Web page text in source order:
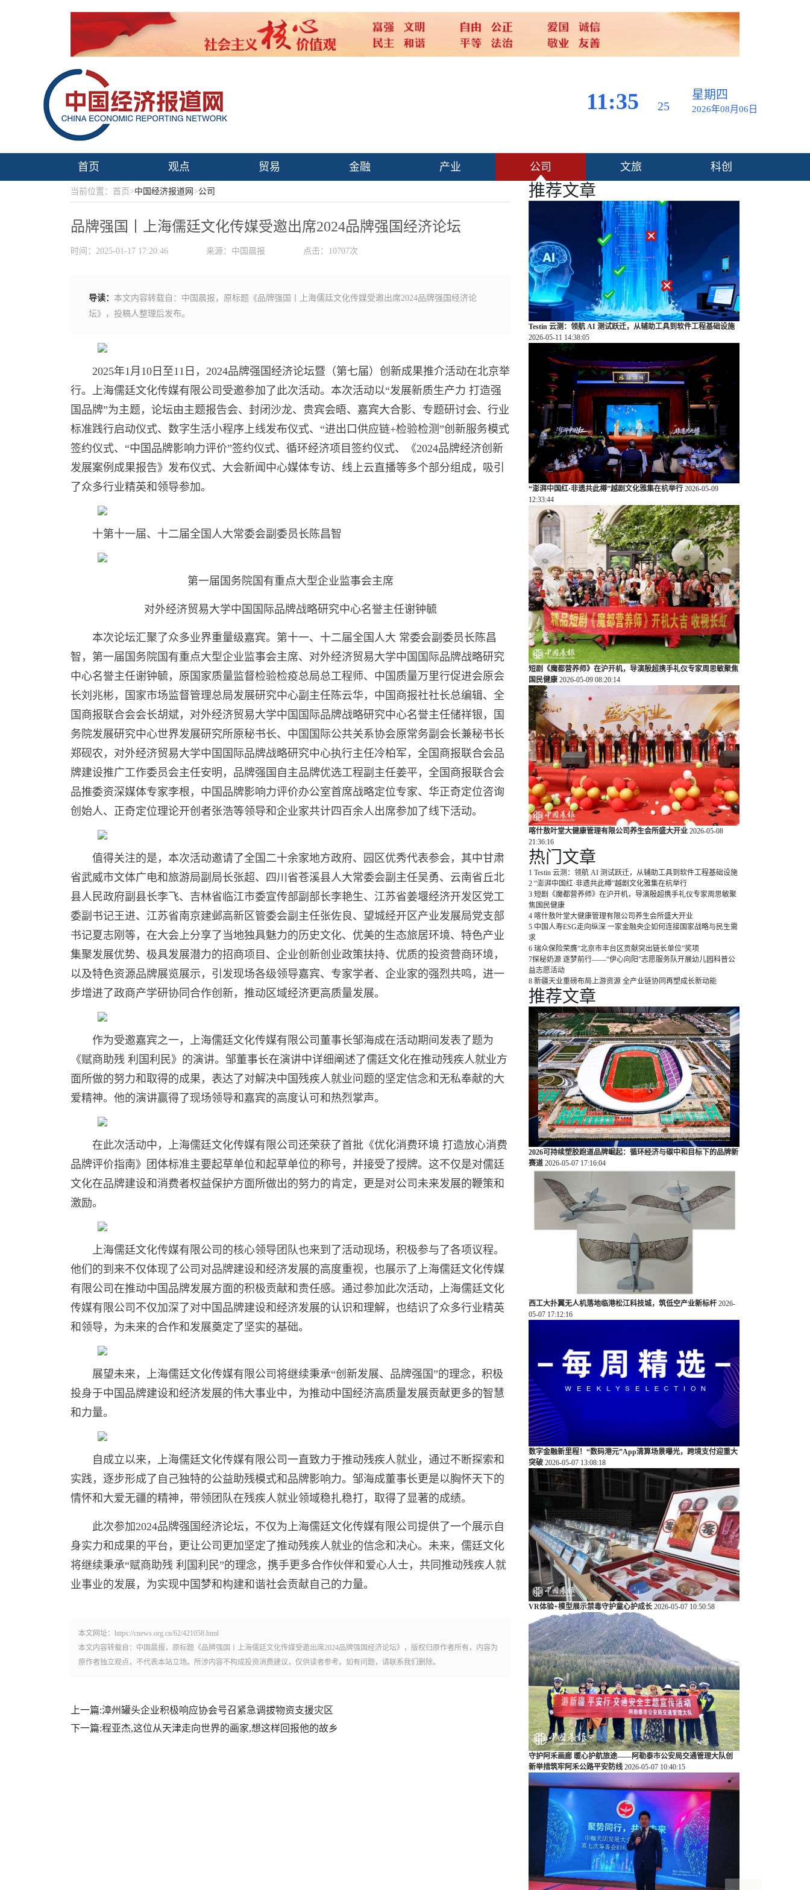
11:35 26
星期四
2026年08月06日
首页 观点 贸易 金融 产业 公司 文旅 科创
当前位置：首页>中国经济报道网 >公司
品牌强国丨上海儒廷文化传媒受邀出席2024品牌强国经济论坛
时间：2025-01-17 17:20:46 来源：中国晨报 点击：10707次
导读： 本文内容转载自：中国晨报，原标题《品牌强国丨上海儒廷文化传媒受邀出席2024品牌强国经济论
坛》，投稿人整理后发布。
2025年1月10日至11日，2024品牌强国经济论坛暨（第七届）创新成果推介活动在北京举
行。上海儒廷文化传媒有限公司受邀参加了此次活动。本次活动以“发展新质生产力 打造强
国品牌”为主题，论坛由主题报告会、封闭沙龙、贵宾会晤、嘉宾大合影、专题研讨会、行业
标准践行启动仪式、数字生活小程序上线发布仪式、“进出口供应链+检验检测”创新服务模式
签约仪式、“中国品牌影响力评价”签约仪式、循环经济项目签约仪式、《2024品牌经济创新
发展案例成果报告》发布仪式、大会新闻中心媒体专访、线上云直播等多个部分组成，吸引
了众多行业精英和领导参加。
十第十一届、十二届全国人大常委会副委员长陈昌智
第一届国务院国有重点大型企业监事会主席
对外经济贸易大学中国国际品牌战略研究中心名誉主任谢钟毓
本次论坛汇聚了众多业界重量级嘉宾。第十一、十二届全国人大 常委会副委员长陈昌
智，第一届国务院国有重点大型企业监事会主席、对外经济贸易大学中国国际品牌战略研究
中心名誉主任谢钟毓，原国家质量监督检验检疫总局总工程师、中国质量万里行促进会原会
长刘兆彬，国家市场监督管理总局发展研究中心副主任陈云华，中国商报社社长总编辑、全
国商报联合会会长胡斌，对外经济贸易大学中国国际品牌战略研究中心名誉主任储祥银，国
务院发展研究中心世界发展研究所原秘书长、中国国际公共关系协会原常务副会长兼秘书长
郑砚农，对外经济贸易大学中国国际品牌战略研究中心执行主任冷柏军，全国商报联合会品
牌建设推广工作委员会主任安明，品牌强国自主品牌优选工程副主任姜平，全国商报联合会
品推委资深媒体专家李根，中国品牌影响力评价办公室首席战略定位专家、华正奇定位咨询
创始人、正奇定位理论开创者张浩等领导和企业家共计四百余人出席参加了线下活动。
值得关注的是，本次活动邀请了全国二十余家地方政府、园区优秀代表参会，其中甘肃
省武威市文体广电和旅游局副局长张超、四川省苍溪县人大常委会副主任吴勇、云南省丘北
县人民政府副县长李飞、吉林省临江市委宣传部副部长李艳生、江苏省姜堰经济开发区党工
委副书记王进、江苏省南京建邺高新区管委会副主任张佐良、望城经开区产业发展局党支部
书记夏志刚等，在大会上分享了当地独具魅力的历史文化、优美的生态旅居环境、特色产业
集聚发展优势、极具发展潜力的招商项目、企业创新创业政策扶持、优质的投资营商环境，
以及特色资源品牌展览展示，引发现场各级领导嘉宾、专家学者、企业家的强烈共鸣，进一
步增进了政商产学研协同合作创新，推动区域经济更高质量发展。
作为受邀嘉宾之一，上海儒廷文化传媒有限公司董事长邹海成在活动期间发表了题为
《赋商助残 利国利民》的演讲。邹董事长在演讲中详细阐述了儒廷文化在推动残疾人就业方
面所做的努力和取得的成果，表达了对解决中国残疾人就业问题的坚定信念和无私奉献的大
爱精神。他的演讲赢得了现场领导和嘉宾的高度认可和热烈掌声。
在此次活动中，上海儒廷文化传媒有限公司还荣获了首批《优化消费环境 打造放心消费
品牌评价指南》团体标准主要起草单位和起草单位的称号，并接受了授牌。这不仅是对儒廷
文化在品牌建设和消费者权益保护方面所做出的努力的肯定，更是对公司未来发展的鞭策和
激励。
上海儒廷文化传媒有限公司的核心领导团队也来到了活动现场，积极参与了各项议程。
他们的到来不仅体现了公司对品牌建设和经济发展的高度重视，也展示了上海儒廷文化传媒
有限公司在推动中国品牌发展方面的积极贡献和责任感。通过参加此次活动，上海儒廷文化
传媒有限公司不仅加深了对中国品牌建设和经济发展的认识和理解，也结识了众多行业精英
和领导，为未来的合作和发展奠定了坚实的基础。
展望未来，上海儒廷文化传媒有限公司将继续秉承“创新发展、品牌强国”的理念，积极
投身于中国品牌建设和经济发展的伟大事业中，为推动中国经济高质量发展贡献更多的智慧
和力量。
自成立以来，上海儒廷文化传媒有限公司一直致力于推动残疾人就业，通过不断探索和
实践，逐步形成了自己独特的公益助残模式和品牌影响力。邹海成董事长更是以胸怀天下的
情怀和大爱无疆的精神，带领团队在残疾人就业领域稳扎稳打，取得了显著的成绩。
此次参加2024品牌强国经济论坛，不仅为上海儒廷文化传媒有限公司提供了一个展示自
身实力和成果的平台，更让公司更加坚定了推动残疾人就业的信念和决心。未来，儒廷文化
将继续秉承“赋商助残 利国利民”的理念，携手更多合作伙伴和爱心人士，共同推动残疾人就
业事业的发展，为实现中国梦和构建和谐社会贡献自己的力量。
本文网址：https://cnews.org.cn/62/421058.html
本文内容转载自：中国晨报，原标题《品牌强国丨上海儒廷文化传媒受邀出席2024品牌强国经济论坛》，版权归原作者所有，内容为
原作者独立观点，不代表本站立场。所涉内容不构成投资消费建议，仅供读者参考。如有问题，请联系我们删除。
上一篇:漳州罐头企业积极响应协会号召紧急调拔物资支援灾区
下一篇:程亚杰,这位从天津走向世界的画家,想这样回报他的故乡
推荐文章
Testin 云测：领航 AI 测试跃迁，从辅助工具到软件工程基础设施
2026-05-11 14:38:05
“澎湃中国红·非遗共此樽”越剧文化雅集在杭举行 2026-05-09
12:33:44
短剧《魔都营养师》在沪开机，导演殷超携手礼仪专家周思敏聚焦
国民健康 2026-05-09 08:20:14
喀什敖叶堂大健康管理有限公司养生会所盛大开业 2026-05-08
21:36:16
热门 文章
1 Testin 云测：领航 AI 测试跃迁，从辅助工具到软件工程基础设施
2 “澎湃中国红·非遗共此樽”越剧文化雅集在杭举行
3 短剧《魔都营养师》在沪开机，导演殷超携手礼仪专家周思敏聚
焦国民健康
4 喀什敖叶堂大健康管理有限公司养生会所盛大开业
5 中国人寿ESG走向纵深 一家金融央企如何连接国家战略与民生需
求
6 瑞众保险荣膺“北京市丰台区贡献突出链长单位”奖项
7​探秘奶源 逐梦前行——“伊心向阳”志愿服务队开展幼儿园科普公
益志愿活动
8 新疆天业重磅布局上游资源 全产业链协同再塑成长新动能
推荐文章
2026可持续塑胶跑道品牌崛起：循环经济与碳中和目标下的品牌新
赛道 2026-05-07 17:16:04
西工大扑翼无人机落地临港松江科技城，筑低空产业新标杆 2026-
05-07 17:12:16
数字金融新里程！“数码港元”App清算场景曝光，跨境支付迎重大
突破 2026-05-07 13:08:18
VR体验+模型展示禁毒守护童心护成长 2026-05-07 10:50:58
守护阿禾画廊 暖心护航旅途——阿勒泰市公安局交通管理大队创
新举措筑牢阿禾公路平安防线 2026-05-07 10:40:15